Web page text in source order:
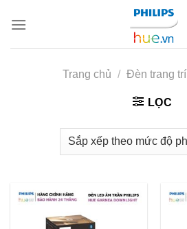
Trang chủ / Đèn trang trí
LỌC